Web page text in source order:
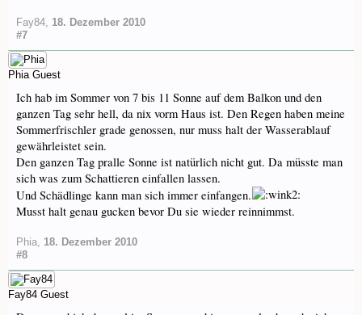
Fay84, 18. Dezember 2010
#7
Phia Guest
Ich hab im Sommer von 7 bis 11 Sonne auf dem Balkon und den
ganzen Tag sehr hell, da nix vorm Haus ist. Den Regen haben meine
Sommerfrischler grade genossen, nur muss halt der Wasserablauf
gewährleistet sein.
Den ganzen Tag pralle Sonne ist natürlich nicht gut. Da müsste man
sich was zum Schattieren einfallen lassen.
Und Schädlinge kann man sich immer einfangen.
Musst halt genau gucken bevor Du sie wieder reinnimmst.
Phia, 18. Dezember 2010
#8
Fay84 Guest